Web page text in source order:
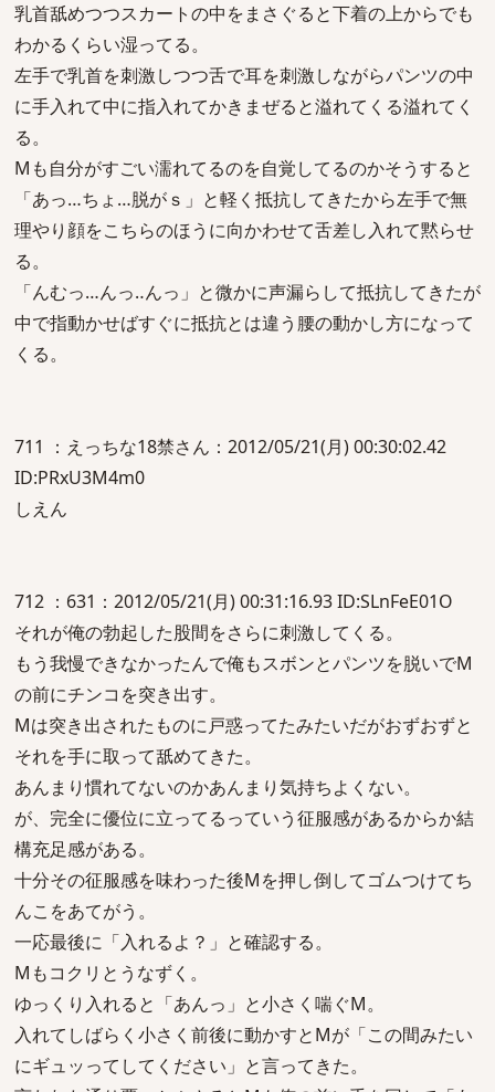
乳首舐めつつスカートの中をまさぐると下着の上からでも
わかるくらい湿ってる。
左手で乳首を刺激しつつ舌で耳を刺激しながらパンツの中
に手入れて中に指入れてかきまぜると溢れてくる溢れてく
る。
Mも自分がすごい濡れてるのを自覚してるのかそうすると
「あっ…ちょ…脱がｓ」と軽く抵抗してきたから左手で無
理やり顔をこちらのほうに向かわせて舌差し入れて黙らせ
る。
「んむっ…んっ‥んっ」と微かに声漏らして抵抗してきたが
中で指動かせばすぐに抵抗とは違う腰の動かし方になって
くる。
711 ：えっちな18禁さん：2012/05/21(月) 00:30:02.42
ID:PRxU3M4m0
しえん
712 ：631：2012/05/21(月) 00:31:16.93 ID:SLnFeE01O
それが俺の勃起した股間をさらに刺激してくる。
もう我慢できなかったんで俺もスボンとパンツを脱いでM
の前にチンコを突き出す。
Mは突き出されたものに戸惑ってたみたいだがおずおずと
それを手に取って舐めてきた。
あんまり慣れてないのかあんまり気持ちよくない。
が、完全に優位に立ってるっていう征服感があるからか結
構充足感がある。
十分その征服感を味わった後Mを押し倒してゴムつけてち
んこをあてがう。
一応最後に「入れるよ？」と確認する。
Mもコクリとうなずく。
ゆっくり入れると「あんっ」と小さく喘ぐM。
入れてしばらく小さく前後に動かすとMが「この間みたい
にギュッってしてください」と言ってきた。